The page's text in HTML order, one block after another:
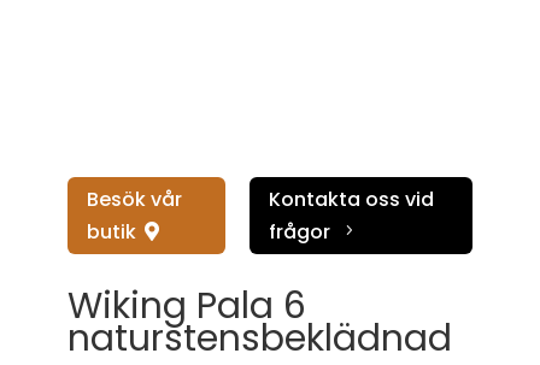
Besök vår
butik 
Kontakta oss vid
frågor
5
Wiking Pala 6
naturstensbeklädnad